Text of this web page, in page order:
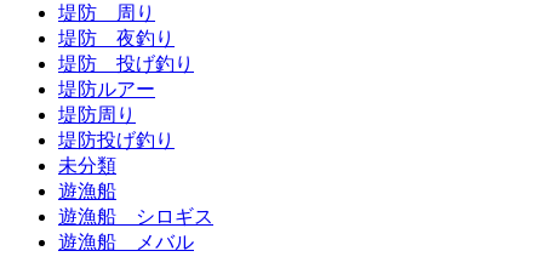
堤防 周り
堤防 夜釣り
堤防 投げ釣り
堤防ルアー
堤防周り
堤防投げ釣り
未分類
遊漁船
遊漁船 シロギス
遊漁船 メバル